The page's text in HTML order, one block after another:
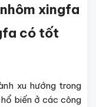
xingfa
có tốt
xu hướng trong
biến ở các công